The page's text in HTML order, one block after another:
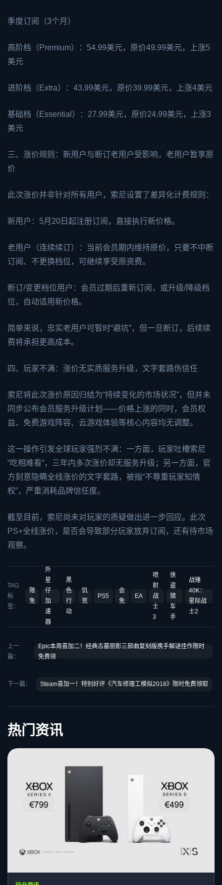
季度订阅（3个月）
高阶档（Premium）：54.99美元，原价49.99美元，上涨5
美元
进阶档（Extra）：43.99美元，原价39.99美元，上涨4美元
基础档（Essential）：27.99美元，原价24.99美元，上涨3
美元
三、涨价规则：新用户与断订老用户受影响，老用户暂享原
价
此次涨价并非针对所有用户，索尼设置了差异化计费规则：
新用户：5月20日起注册订阅，直接执行新价格。
老用户（连续续订）：当前会员期内维持原价，只要不中断
订阅、不更换档位，可继续享受原资费。
断订/变更档位用户：会员过期后重新订阅，或升级/降级档
位，自动适用新价格。
简单来说，忠实老用户可暂时“避坑”，但一旦断订，后续续
费将承担更高成本。
四、玩家不满：涨价无实质服务升级，文字套路伤信任
索尼将此次涨价原因归结为“持续变化的市场状况”，但并未
同步公布会员服务升级计划——价格上涨的同时，会员权
益、免费游戏阵容、云游戏体验等核心内容均无调整。
这一操作引发全球玩家强烈不满：一方面，玩家吐槽索尼
“吃相难看”，三年内多次涨价却无服务升级；另一方面，官
方刻意隐瞒全线涨价的文字套路，被指“不尊重玩家知情
权”，严重消耗品牌信任度。
截至目前，索尼尚未对玩家的质疑做出进一步回应。此次
PS+全线涨价，是否会导致部分玩家放弃订阅，还有待市场
观察。
TAG
标
签：
限
免
外
星
仔
加
速
器
黑
色
行
动
饥
荒
PS5
会
免
EA
喷
射
战
士
3
侠
盗
猎
车
手
战锤
40K：
星际战
士2
上一
篇：
Epic本周喜加二！经典古墓丽影三部曲复刻版携手解谜佳作限时
免费领
下一篇： Steam喜加一！特别好评《汽车修理工模拟2018》限时免费领取
热门资讯